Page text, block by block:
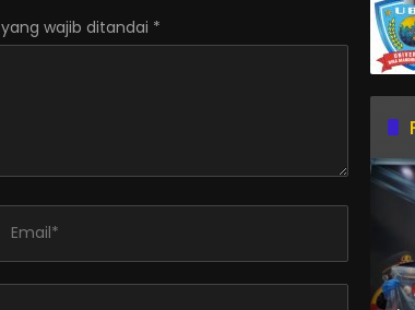
yang wajib ditandai *